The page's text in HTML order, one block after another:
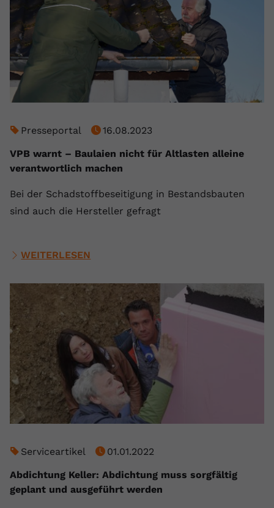
Presseportal
16.08.2023
VPB warnt – Baulaien nicht für Altlasten alleine
verantwortlich machen
Bei der Schadstoffbeseitigung in Bestandsbauten
sind auch die Hersteller gefragt
WEITERLESEN
Serviceartikel
01.01.2022
Abdichtung Keller: Abdichtung muss sorgfältig
geplant und ausgeführt werden
Zweck
registriert eine eindeutige ID, um
Daten darüber zu speichern, welche
Videos von YouTube der Nutzer
gesehen hat.
yt-remote-connected-devices
YouTube setzt diesen Cookie, um die
speichern, der eingebettete YouTube-
Videos verwendet.